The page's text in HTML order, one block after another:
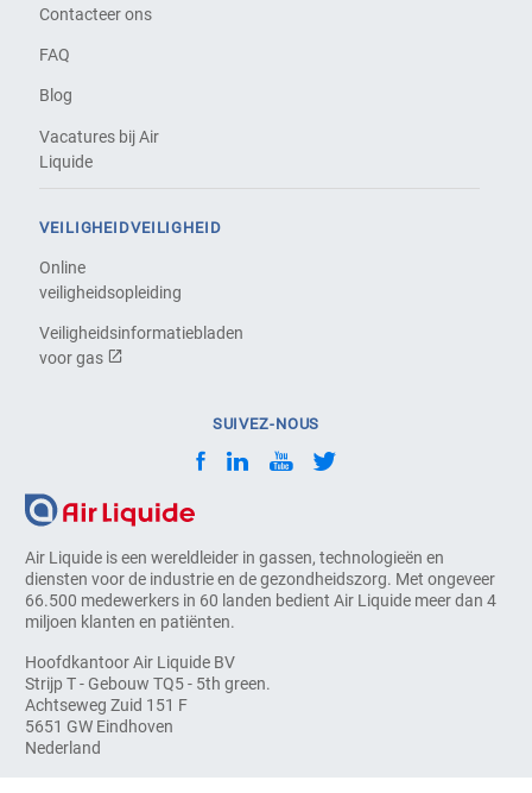
Air Liquide is een wereldleider in gassen, technologieën en
diensten voor de industrie en de gezondheidszorg. Met ongeveer
66.500 medewerkers in 60 landen bedient Air Liquide meer dan 4
miljoen klanten en patiënten.
Hoofdkantoor Air Liquide BV
Strijp T - Gebouw TQ5 - 5th green.
Achtseweg Zuid 151 F
5651 GW Eindhoven
Nederland
Contacteer ons
FAQ
Blog
Vacatures bij Air
Liquide
VEILIGHEIDVEILIGHEID
Online
veiligheidsopleiding
Veiligheidsinformatiebladen
voor gas
SUIVEZ-NOUS